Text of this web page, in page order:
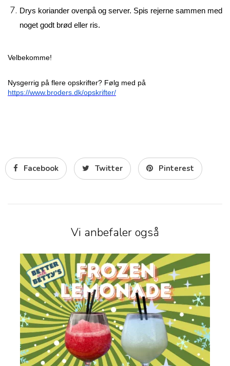
Drys koriander ovenpå og server. Spis rejerne sammen med
noget godt brød eller ris.
Velbekomme!
https://www.broders.dk/opskrifter/
Facebook Twitter Pinterest
Vi anbefaler også